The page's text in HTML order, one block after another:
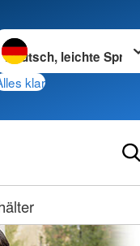
wechseln zu
klar